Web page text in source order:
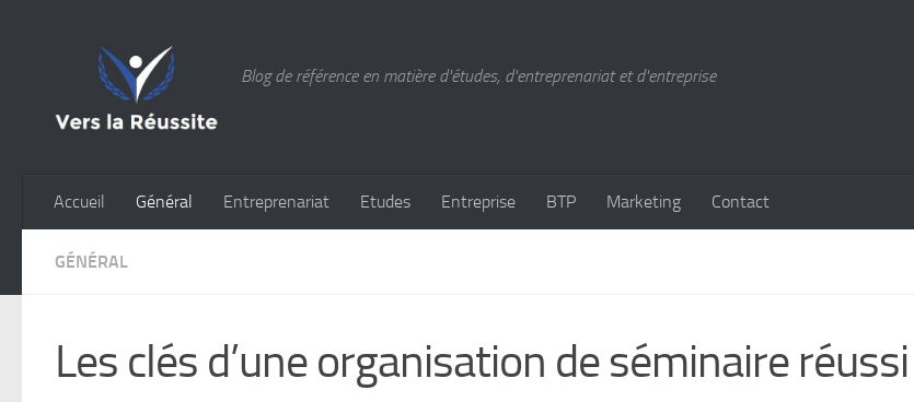
Blog de référence en matière d'études, d'entreprenariat et d'entreprise
Accueil Général Entreprenariat Etudes Entreprise BTP Marketing Contact
GÉNÉRAL
Les clés d’une organisation de séminaire réussi